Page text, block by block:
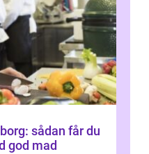
sådan får du
god mad